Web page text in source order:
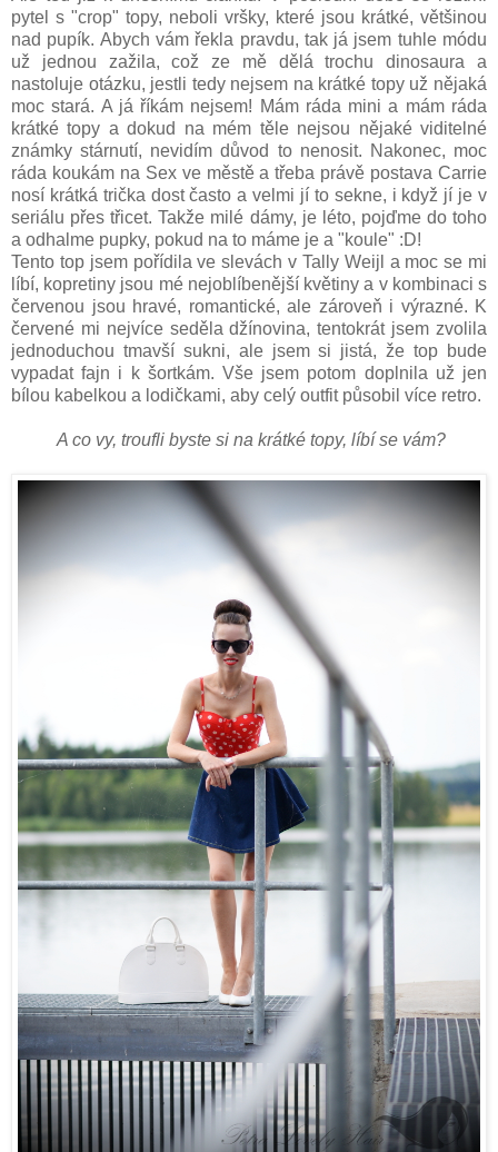
pytel s "crop" topy, neboli vršky, které jsou krátké, většinou
nad pupík. Abych vám řekla pravdu, tak já jsem tuhle módu
už jednou zažila, což ze mě dělá trochu dinosaura a
nastoluje otázku, jestli tedy nejsem na krátké topy už nějaká
moc stará. A já říkám nejsem! Mám ráda mini a mám ráda
krátké topy a dokud na mém těle nejsou nějaké viditelné
známky stárnutí, nevidím důvod to nenosit. Nakonec, moc
ráda koukám na Sex ve městě a třeba právě postava Carrie
nosí krátká trička dost často a velmi jí to sekne, i když jí je v
seriálu přes třicet. Takže milé dámy, je léto, pojďme do toho
a odhalme pupky, pokud na to máme je a "koule" :D!
Tento top jsem pořídila ve slevách v Tally Weijl a moc se mi
líbí, kopretiny jsou mé nejoblíbenější květiny a v kombinaci s
červenou jsou hravé, romantické, ale zároveň i výrazné. K
červené mi nejvíce seděla džínovina, tentokrát jsem zvolila
jednoduchou tmavší sukni, ale jsem si jistá, že top bude
vypadat fajn i k šortkám. Vše jsem potom doplnila už jen
bílou kabelkou a lodičkami, aby celý outfit působil více retro.
A co vy, troufli byste si na krátké topy, líbí se vám?